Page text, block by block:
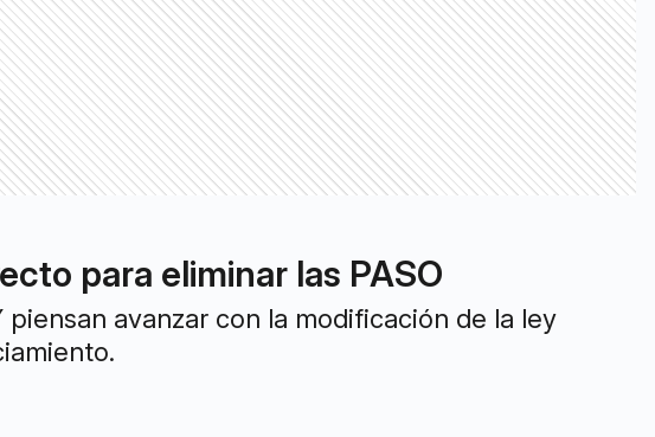
para eliminar las PASO
avanzar con la modificación de la ley